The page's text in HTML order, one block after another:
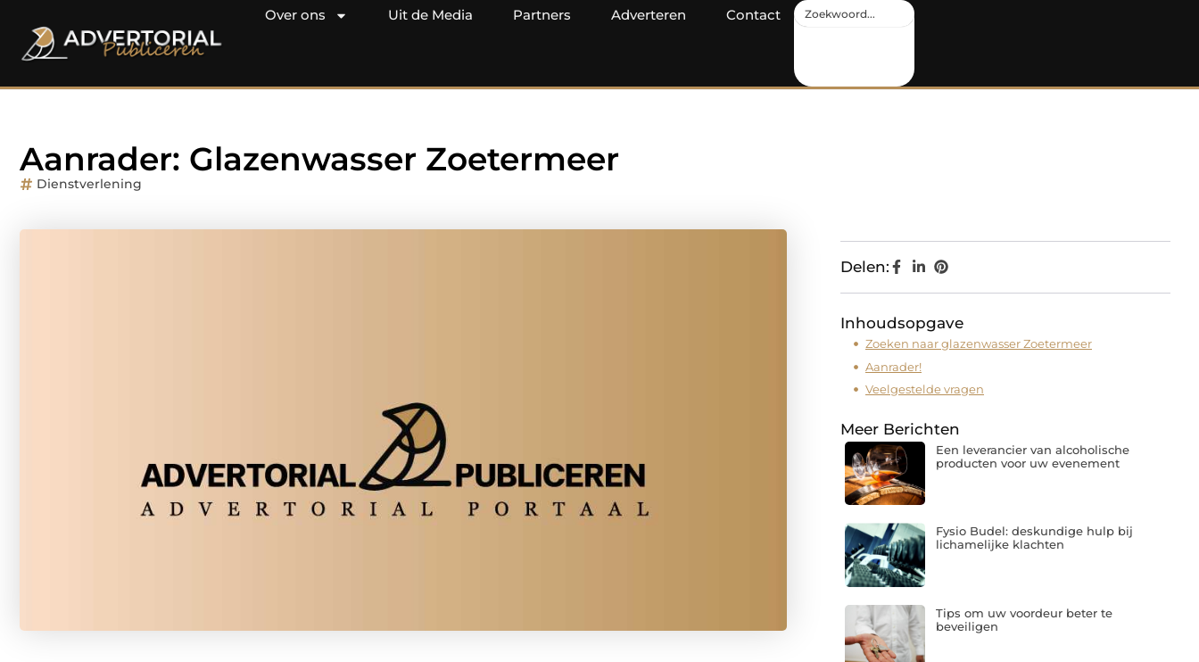
Over ons Uit de Media Partners Adverteren Contact
Aanrader: Glazenwasser Zoetermeer
Dienstverlening
Delen:
Inhoudsopgave
Zoeken naar glazenwasser Zoetermeer
Aanrader!
Veelgestelde vragen
Meer Berichten
Een leverancier van alcoholische
producten voor uw evenement
Fysio Budel: deskundige hulp bij
lichamelijke klachten
Tips om uw voordeur beter te
beveiligen